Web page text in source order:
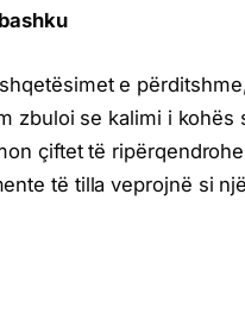
e
zbuloi se kalimi i kohës
çiftet të
të tilla veprojnë si